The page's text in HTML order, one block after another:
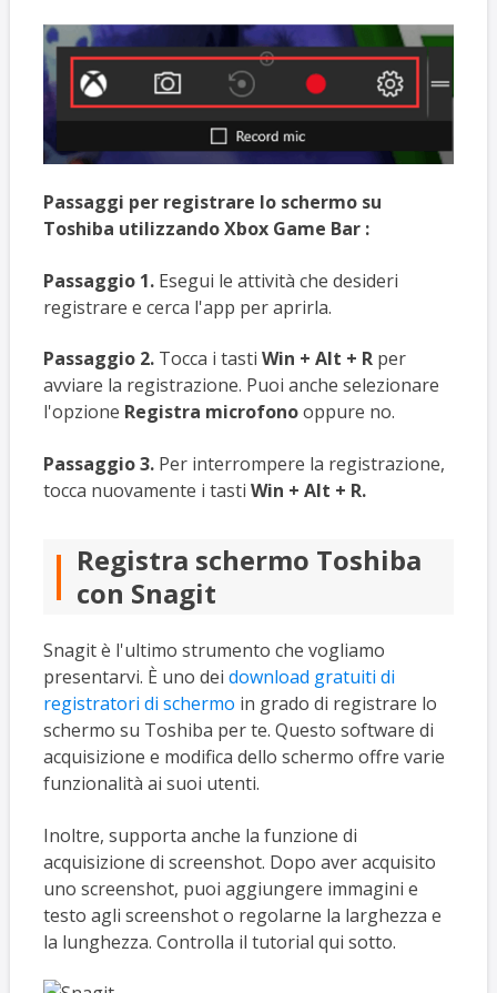
Passaggi per registrare lo schermo su
Toshiba utilizzando Xbox Game Bar :
Passaggio 1.Esegui le attività che desideri
registrare e cerca l'app per aprirla.
Passaggio 2.Tocca i tasti Win + Alt + Rper
avviare la registrazione. Puoi anche selezionare
l'opzione Registra microfonooppure no.
Passaggio 3.Per interrompere la registrazione,
tocca nuovamente i tasti Win + Alt + R.
Registra schermo Toshiba
con Snagit
Snagit è l'ultimo strumento che vogliamo
presentarvi. È uno dei download gratuiti di
registratori di schermo in grado di registrare lo
schermo su Toshiba per te. Questo software di
acquisizione e modifica dello schermo offre varie
funzionalità ai suoi utenti.
Inoltre, supporta anche la funzione di
acquisizione di screenshot. Dopo aver acquisito
uno screenshot, puoi aggiungere immagini e
testo agli screenshot o regolarne la larghezza e
la lunghezza. Controlla il tutorial qui sotto.